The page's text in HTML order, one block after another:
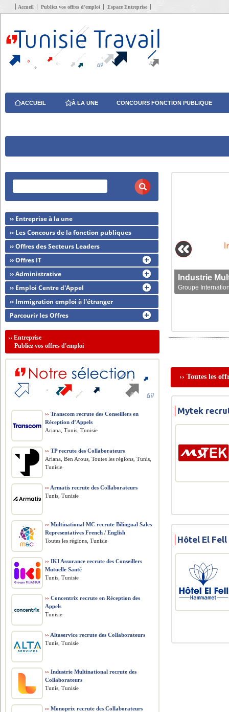
Accueil Publiez vos offres d’emploi Espace Entreprise
ACCUEIL À LA UNE CONCOURS FONCTION PUBLIQUE
Groupe
›› Toutes les
Mytek
Hôtel El
›› Entreprise à la une
›› Les Concours de la fonction publiques
›› Offres des Secteurs Leaders
›› Offres IT
›› Administrative
›› Emploi Centre d'Appel
›› Immigration emploi à l'étranger
Parcourir les Offres
››Entreprise
Publiez vos offres d'emploi
›› Transcom recrute des Conseillers en
Réception d’Appels
Ariana, Tunis, Tunisie
›› TP recrute des Collaborateurs
Ariana, Ben Arous, Toutes les régions, Tunis,
Tunisie
›› Armatis recrute des Collaborateurs
Tunis, Tunisie
›› Multinational MC recrute Bilingual Sales
Representatives French / English
Toutes les régions, Tunisie
›› IKI Assurance recrute des Conseillers
Mutuelle Santé
Tunis, Tunisie
›› Concentrix recrute en Réception des
Appels
Tunisie
›› Altaservice recrute des Collaborateurs
Tunis, Tunisie
›› Industrie Multinational recrute des
Collaborateurs
Tunis, Tunisie
›› Monoprix recrute des Collaborateurs